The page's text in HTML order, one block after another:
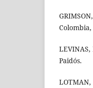
Paidós.